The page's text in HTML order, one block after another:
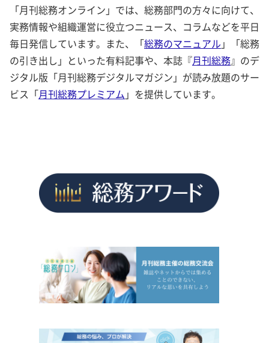
「月刊総務オンライン」では、総務部門の方々に向けて、
実務情報や組織運営に役立つニュース、コラムなどを平日
毎日発信しています。また、「総務のマニュアル 」「総務
の引き出し」といった有料記事や、本誌『月刊総務』のデ
ジタル版「月刊総務デジタルマガジン」が読み放題のサー
ビス「月刊総務プレミアム 」を提供しています。